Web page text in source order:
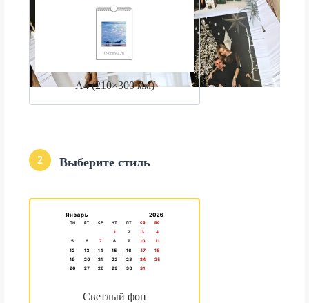
А4 (210×300 мм)
2 Выберите стиль
Светлый фон